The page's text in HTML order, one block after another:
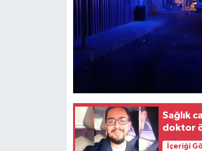
Sağlık
doktor
İçeriği